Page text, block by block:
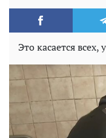
Это касается всех,